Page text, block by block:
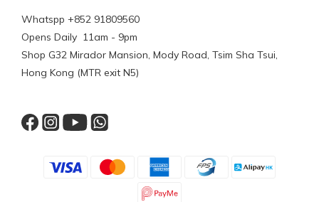
Whatspp +852 91809560
Opens Daily 11am - 9pm
Shop G32 Mirador Mansion, Mody Road, Tsim Sha Tsui,
Hong Kong (MTR exit N5)